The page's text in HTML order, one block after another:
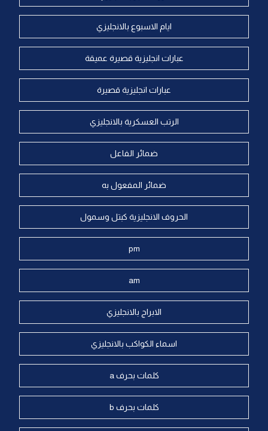
ايام الاسبوع بالانجليزي
عبارات انجليزية قصيرة عميقة
عبارات انجليزية قصيرة
الرتب العسكرية بالانجليزي
ضمائر الفاعل
ضمائر المفعول به
الحروف الانجليزية كبتل وسمول
pm
am
الابراج بالانجليزي
اسماء الكواكب بالانجليزي
كلمات بحرف a
كلمات بحرف b